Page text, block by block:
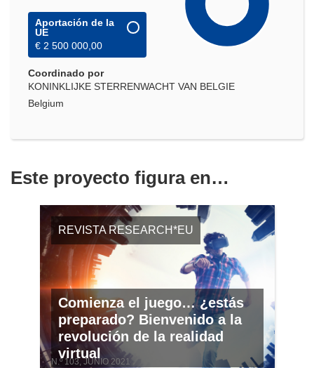
Aportación de la
UE
€ 2 500 000,00
Coordinado por
KONINKLIJKE STERRENWACHT VAN BELGIE
Belgium
Este proyecto figura en…
REVISTA RESEARCH*EU
Comienza el juego… ¿estás
preparado? Bienvenido a la
revolución de la realidad
virtual
N.º 103, JUNIO 2021